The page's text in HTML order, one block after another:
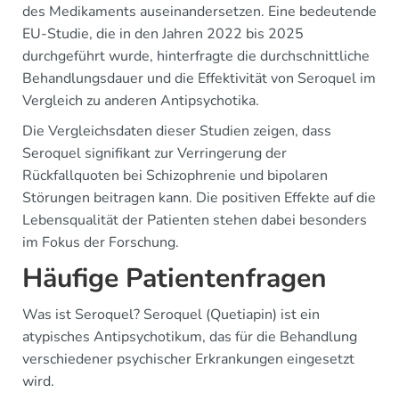
des Medikaments auseinandersetzen. Eine bedeutende
EU-Studie, die in den Jahren 2022 bis 2025
durchgeführt wurde, hinterfragte die durchschnittliche
Behandlungsdauer und die Effektivität von Seroquel im
Vergleich zu anderen Antipsychotika.
Die Vergleichsdaten dieser Studien zeigen, dass
Seroquel signifikant zur Verringerung der
Rückfallquoten bei Schizophrenie und bipolaren
Störungen beitragen kann. Die positiven Effekte auf die
Lebensqualität der Patienten stehen dabei besonders
im Fokus der Forschung.
Häufige Patientenfragen
Was ist Seroquel? Seroquel (Quetiapin) ist ein
atypisches Antipsychotikum, das für die Behandlung
verschiedener psychischer Erkrankungen eingesetzt
wird.